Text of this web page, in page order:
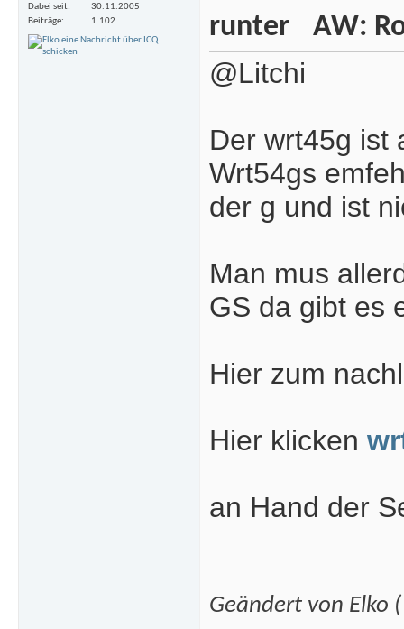
Dabei seit
30.11.2005
Beiträge
1.102 AW:
@Litchi
Der wrt45g ist
Wrt54gs
der g und ist
Man mus
GS da gibt es
Hier zum
Hier klicken
an Hand der
Geändert von Elko